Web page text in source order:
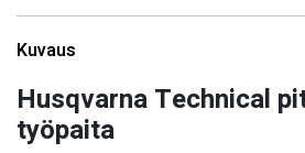
Kuvaus
Husqvarna Technical
työpaita